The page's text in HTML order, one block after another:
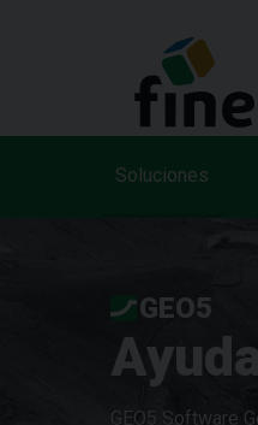
Soluciones
GEO5
GEO5 Software